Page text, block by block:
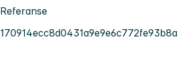
Referanse
170914ecc8d0431a9e9e6c772fe93b8a